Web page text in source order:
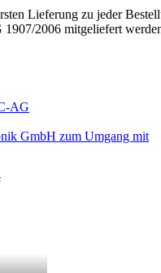
Lieferung zu jeder
1907/2006 mitgeliefert
AG
GmbH zum Umgang mit